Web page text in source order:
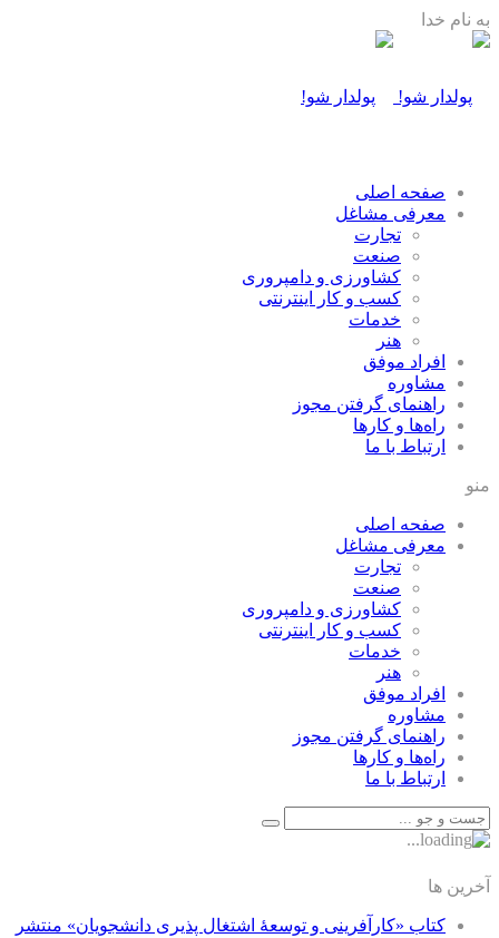
به نام خدا
صفحه اصلی
معرفی مشاغل
تجارت
صنعت
كشاورزی و دامپروری
كسب و كار اينترنتی
خدمات
هنر
افراد موفق
مشاوره
راهنمای گرفتن مجوز
راه‌ها و كارها
ارتباط با ما
منو
صفحه اصلی
معرفی مشاغل
تجارت
صنعت
كشاورزی و دامپروری
كسب و كار اينترنتی
خدمات
هنر
افراد موفق
مشاوره
راهنمای گرفتن مجوز
راه‌ها و كارها
ارتباط با ما
آخرین ها
کتاب «کارآفرینی و توسعۀ اشتغال پذیری دانشجویان» منتشر